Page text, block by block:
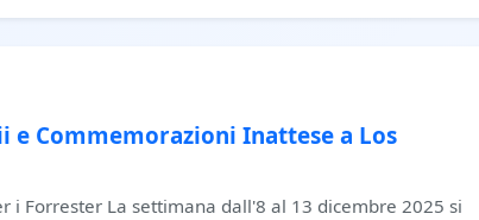
e Commemorazioni Inattese a Los
i Forrester La settimana dall'8 al 13 dicembre 2025 si